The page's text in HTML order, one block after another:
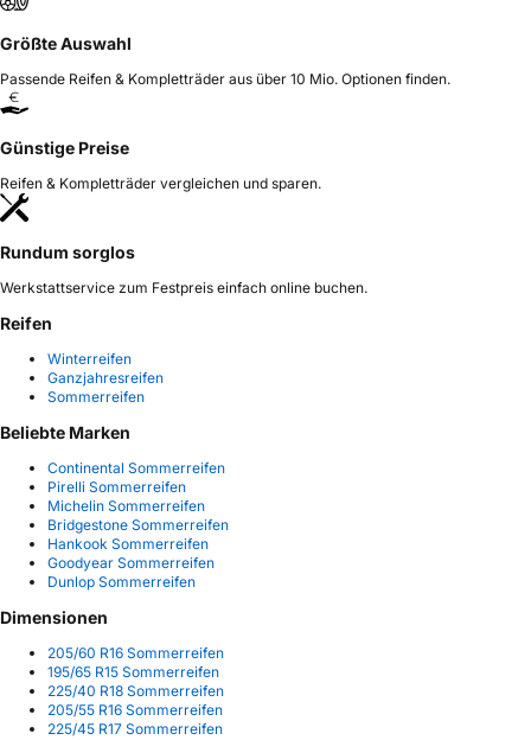
Größte Auswahl
Passende Reifen & Kompletträder aus über 10 Mio. Optionen finden.
Günstige Preise
Reifen & Kompletträder vergleichen und sparen.
Rundum sorglos
Werkstattservice zum Festpreis einfach online buchen.
Reifen
Winterreifen
Ganzjahresreifen
Sommerreifen
Beliebte Marken
Continental Sommerreifen
Pirelli Sommerreifen
Michelin Sommerreifen
Bridgestone Sommerreifen
Hankook Sommerreifen
Goodyear Sommerreifen
Dunlop Sommerreifen
Dimensionen
205/60 R16 Sommerreifen
195/65 R15 Sommerreifen
225/40 R18 Sommerreifen
205/55 R16 Sommerreifen
225/45 R17 Sommerreifen